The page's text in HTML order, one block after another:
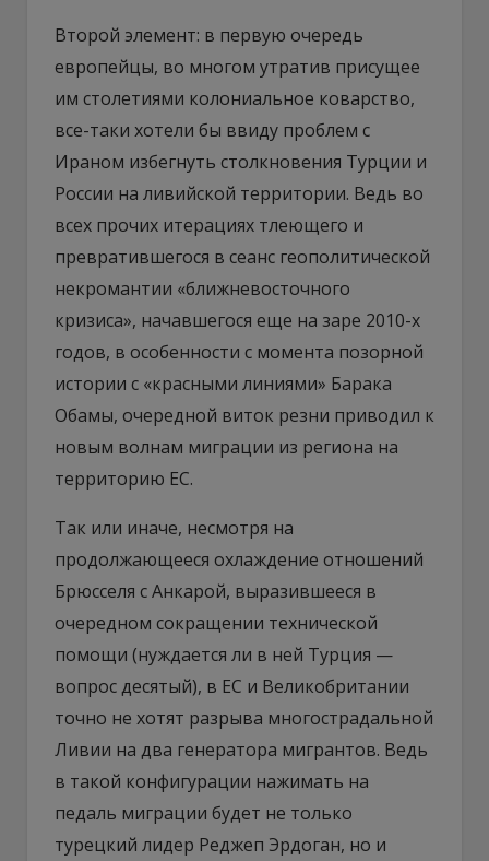
Второй элемент: в первую очередь
европейцы, во многом утратив присущее
им столетиями колониальное коварство,
все-таки хотели бы ввиду проблем с
Ираном избегнуть столкновения Турции и
России на ливийской территории. Ведь во
всех прочих итерациях тлеющего и
превратившегося в сеанс геополитической
некромантии «ближневосточного
кризиса», начавшегося еще на заре 2010-х
годов, в особенности с момента позорной
истории с «красными линиями» Барака
Обамы, очередной виток резни приводил к
новым волнам миграции из региона на
территорию ЕС.
Так или иначе, несмотря на
продолжающееся охлаждение отношений
Брюсселя с Анкарой, выразившееся в
очередном сокращении технической
помощи (нуждается ли в ней Турция —
вопрос десятый), в ЕС и Великобритании
точно не хотят разрыва многострадальной
Ливии на два генератора мигрантов. Ведь
в такой конфигурации нажимать на
педаль миграции будет не только
турецкий лидер Реджеп Эрдоган, но и